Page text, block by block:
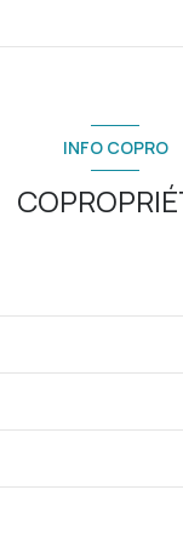
INFO COPRO